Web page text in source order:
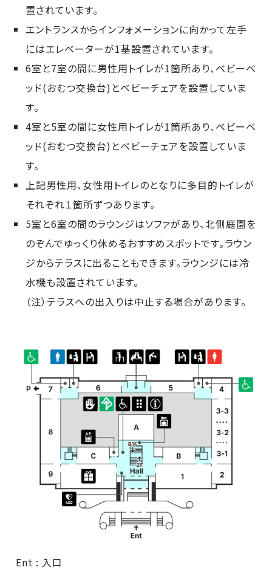
置されています。
エントランスからインフォメーションに向かって左手
にはエレベーターが1基設置されています。
6室と7室の間に男性用トイレが1箇所あり、ベビーベ
ッド(おむつ交換台)とベビーチェアを設置していま
す。
4室と5室の間に女性用トイレが1箇所あり、ベビーベ
ッド(おむつ交換台)とベビーチェアを設置していま
す。
上記男性用、女性用トイレのとなりに多目的トイレが
それぞれ１箇所ずつあります。
5室と6室の間のラウンジはソファがあり、北側庭園を
のぞんでゆっくり休めるおすすめスポットです。ラウン
ジからテラスに出ることもできます。ラウンジには冷
水機も設置されています。
（注）テラスへの出入りは中止する場合があります。
Ent : 入口